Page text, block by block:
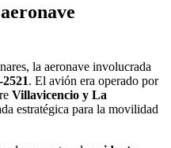
la aeronave involucrada
. El avión era operado por
Villavicencio y La
estratégica para la movilidad